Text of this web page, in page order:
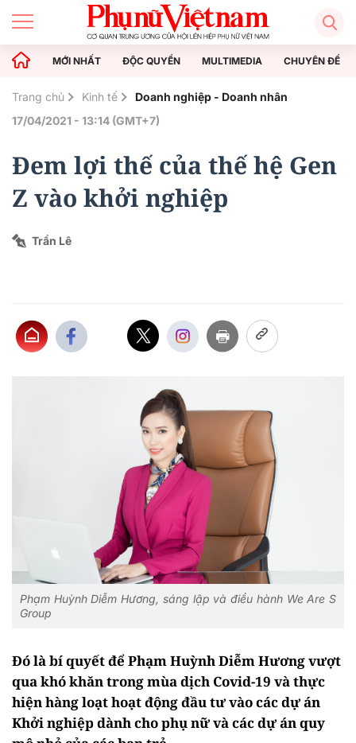
MỚI NHẤT ĐỘC QUYỀN MULTIMEDIA CHUYÊN ĐỀ
Trang chủ Kinh tế
Doanh nghiệp - Doanh nhân
17/04/2021 - 13:14 (GMT+7)
Đem lợi thế của thế hệ Gen
Z vào khởi nghiệp
Trần Lê
Phạm Huỳnh Diễm Hương, sáng lập và điều hành We Are S
Group
Đó là bí quyết để Phạm Huỳnh Diễm Hương vượt
qua khó khăn trong mùa dịch Covid-19 và thực
hiện hàng loạt hoạt động đầu tư vào các dự án
Khởi nghiệp dành cho phụ nữ và các dự án quy